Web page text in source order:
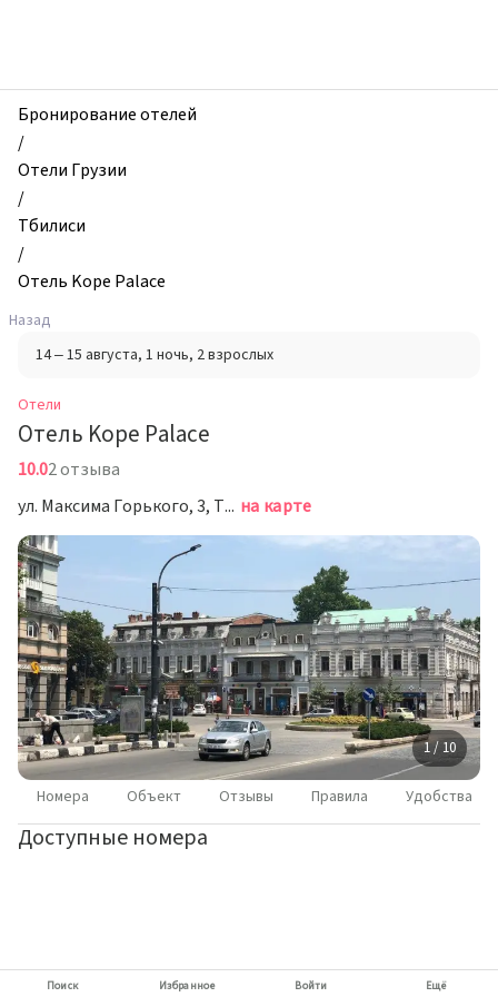
Отель
Kope
Palace,
Тбилиси,
Грузия
Бронирование отелей
/
Отели Грузии
/
Тбилиси
/
Отель Kope Palace
Назад
14 – 15 августа, 1 ночь, 2 взрослых
Отели
Отель Kope Palace
10.02 отзыва
ул. Максима Горького, 3, Тбилиси на карте
1 / 10
Номера Объект Отзывы Правила Удобства
Доступные номера
Поиск Избранное Войти Ещё